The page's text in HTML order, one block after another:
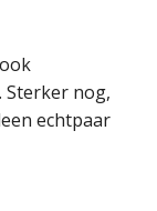
Sterker nog,
echtpaar